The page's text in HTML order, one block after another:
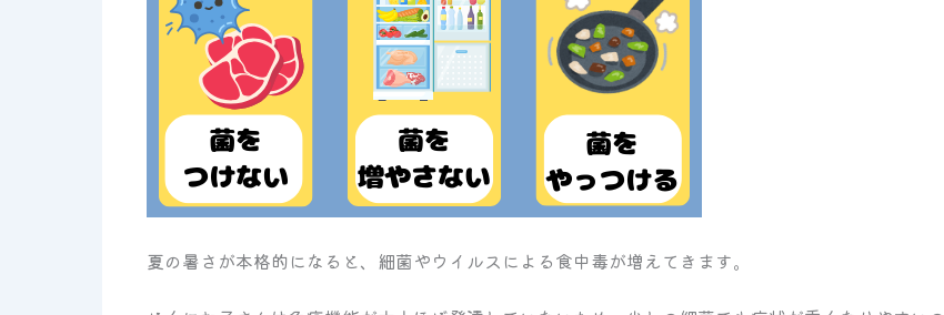
夏の暑さが本格的になると、細菌やウイルスによる食中毒が増えてきます。